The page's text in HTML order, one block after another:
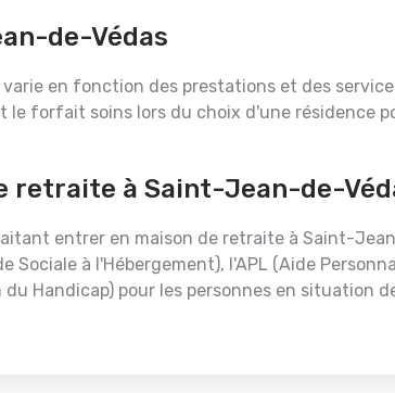
de-Védas
en fonction des prestations et des
forfait soins lors du choix d'une résidence
retraite à Saint-Jean-de-
entrer en maison de retraite à Saint-
à l'Hébergement), l'APL (Aide
Handicap) pour les personnes en situation